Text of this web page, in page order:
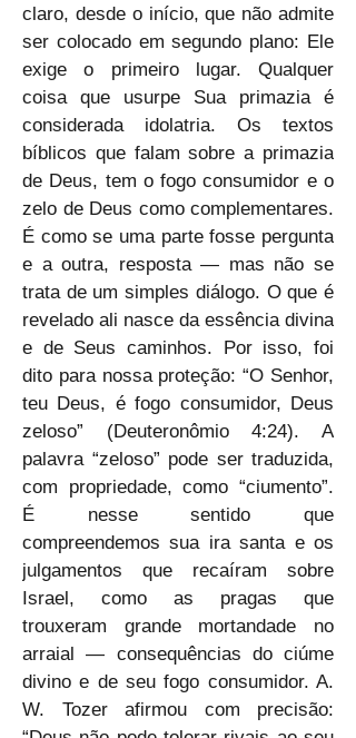
claro, desde o início, que não admite
ser colocado em segundo plano: Ele
exige o primeiro lugar. Qualquer
coisa que usurpe Sua primazia é
considerada idolatria. Os textos
bíblicos que falam sobre a primazia
de Deus, tem o fogo consumidor e o
zelo de Deus como complementares.
É como se uma parte fosse pergunta
e a outra, resposta — mas não se
trata de um simples diálogo. O que é
revelado ali nasce da essência divina
e de Seus caminhos. Por isso, foi
dito para nossa proteção: “O Senhor,
teu Deus, é fogo consumidor, Deus
zeloso” (Deuteronômio 4:24). A
palavra “zeloso” pode ser traduzida,
com propriedade, como “ciumento”.
É nesse sentido que
compreendemos sua ira santa e os
julgamentos que recaíram sobre
Israel, como as pragas que
trouxeram grande mortandade no
arraial — consequências do ciúme
divino e de seu fogo consumidor. A.
W. Tozer afirmou com precisão: